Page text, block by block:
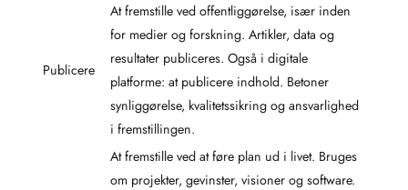
Publicere
At fremstille ved offentliggørelse, især inden
for medier og forskning. Artikler, data og
resultater publiceres. Også i digitale
platforme: at publicere indhold. Betoner
synliggørelse, kvalitetssikring og ansvarlighed
i fremstillingen.
At fremstille ved at føre plan ud i livet. Bruges
om projekter, gevinster, visioner og software.